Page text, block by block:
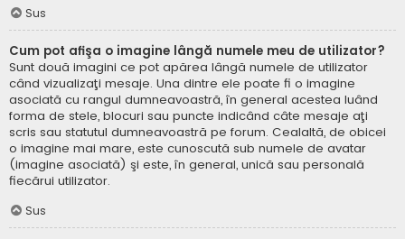
Sus
Cum pot afişa o imagine lângă numele meu de utilizator?
Sunt două imagini ce pot apărea lângă numele de utilizator
când vizualizaţi mesaje. Una dintre ele poate fi o imagine
asociată cu rangul dumneavoastră, în general acestea luând
forma de stele, blocuri sau puncte indicând câte mesaje aţi
scris sau statutul dumneavoastră pe forum. Cealaltă, de obicei
o imagine mai mare, este cunoscută sub numele de avatar
(imagine asociată) şi este, în general, unică sau personală
fiecărui utilizator.
Sus